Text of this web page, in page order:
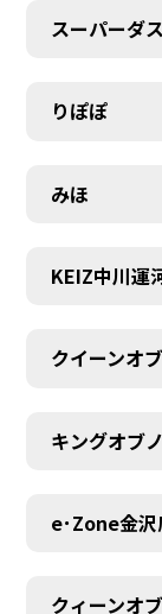
スーパーダ
りぽぽ
みほ
KEIZ中川運
クイーンオ
キングオブ
e･Zone金沢
クィーンオ